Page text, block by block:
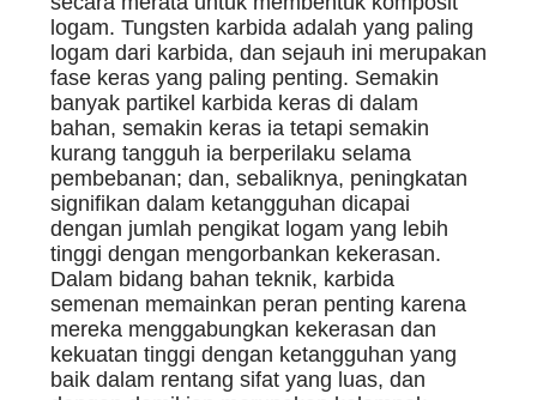
logam. Tungsten karbida adalah yang paling
logam dari karbida, dan sejauh ini merupakan
fase keras yang paling penting. Semakin
banyak partikel karbida keras di dalam
bahan, semakin keras ia tetapi semakin
kurang tangguh ia berperilaku selama
pembebanan; dan, sebaliknya, peningkatan
signifikan dalam ketangguhan dicapai
dengan jumlah pengikat logam yang lebih
tinggi dengan mengorbankan kekerasan.
Dalam bidang bahan teknik, karbida
semenan memainkan peran penting karena
mereka menggabungkan kekerasan dan
kekuatan tinggi dengan ketangguhan yang
baik dalam rentang sifat yang luas, dan